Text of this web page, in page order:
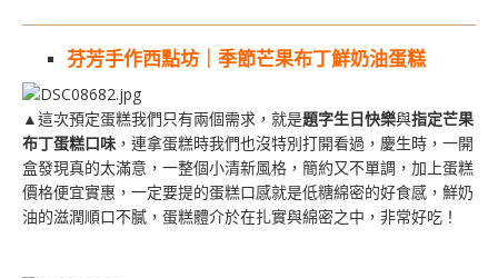
芬芳手作西點坊｜季節芒果布丁鮮奶油蛋糕
▲這次預定蛋糕我們只有兩個需求，就是題字生日快樂與指定芒果
布丁蛋糕口味 ，連拿蛋糕時我們也沒特別打開看過，慶生時，一開
盒發現真的太滿意，一整個小清新風格，簡約又不單調，加上蛋糕
價格便宜實惠，一定要提的蛋糕口感就是低糖綿密的好食感，鮮奶
油的滋潤順口不膩，蛋糕體介於在扎實與綿密之中，非常好吃！